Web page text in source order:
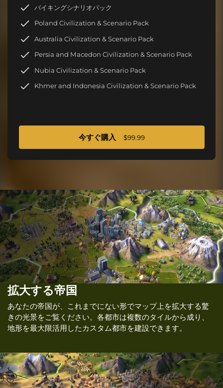
バイキングシナリオパック
Poland Civilization & Scenario Pack
Australia Civilization & Scenario Pack
Persia and Macedon Civilization & Scenario Pack
Nubia Civilization & Scenario Pack
Khmer and Indonesia Civilization & Scenario Pack
今すぐ購入 $99.99
拡大する帝国
あなたの帝国が、これまでにない形でマップ上を拡大する驚
きの光景をご覧ください。各都市は複数のタイルから成り、
地形を最大限活用したカスタム都市を建設できます。